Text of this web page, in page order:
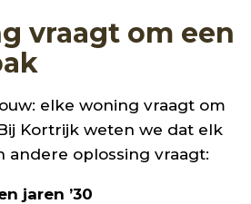
vraagt om een
elke woning vraagt om
Kortrijk weten we dat elk
andere oplossing vraagt:
jaren ’30